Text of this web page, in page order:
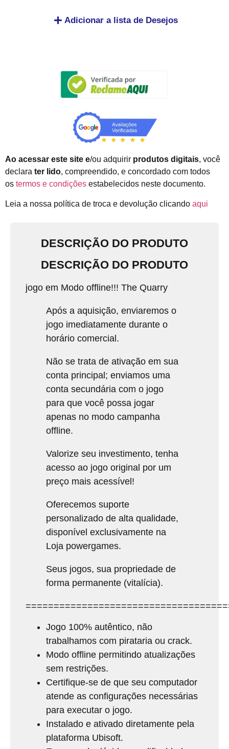
Adicionar a lista de Desejos
Ao acessar este site e/ou adquirir produtos digitais, você
declara ter lido, compreendido, e concordado com todos
os termos e condições estabelecidos neste documento.
Leia a nossa política de troca e devolução clicando aqui
DESCRIÇÃO DO PRODUTO
DESCRIÇÃO DO PRODUTO
jogo em Modo offline!!! The Quarry
Após a aquisição, enviaremos o
jogo imediatamente durante o
horário comercial.
Não se trata de ativação em sua
conta principal; enviamos uma
conta secundária com o jogo
para que você possa jogar
apenas no modo campanha
offline.
Valorize seu investimento, tenha
acesso ao jogo original por um
preço mais acessível!
Oferecemos suporte
personalizado de alta qualidade,
disponível exclusivamente na
Loja powergames.
Seus jogos, sua propriedade de
forma permanente (vitalícia).
Jogo 100% autêntico, não
trabalhamos com pirataria ou crack.
Modo offline permitindo atualizações
sem restrições.
Certifique-se de que seu computador
atende as configurações necessárias
para executar o jogo.
Instalado e ativado diretamente pela
plataforma Ubisoft.